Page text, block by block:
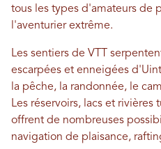
tous les types d'amateurs de
l'aventurier extrême.
Les sentiers de VTT
escarpées et enneigées
la pêche, la randonnée, le
Les réservoirs, lacs et rivières
offrent de nombreuses
navigation de plaisance,